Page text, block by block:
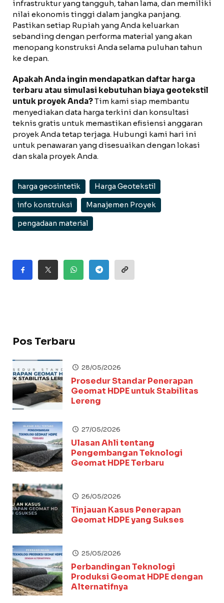
infrastruktur yang tangguh, tahan lama, dan memiliki
nilai ekonomis tinggi dalam jangka panjang.
Pastikan setiap Rupiah yang Anda keluarkan
sebanding dengan performa material yang akan
menopang konstruksi Anda selama puluhan tahun
ke depan.
Apakah Anda ingin mendapatkan daftar harga
terbaru atau simulasi kebutuhan biaya geotekstil
untuk proyek Anda?Tim kami siap membantu
menyediakan data harga terkini dan konsultasi
teknis gratis untuk memastikan efisiensi anggaran
proyek Anda tetap terjaga. Hubungi kami hari ini
untuk penawaran yang disesuaikan dengan lokasi
dan skala proyek Anda.
harga geosintetik Harga Geotekstil
info konstruksi Manajemen Proyek
pengadaan material
Pos Terbaru
28/05/2026
Prosedur Standar Penerapan
Geomat HDPE untuk Stabilitas
Lereng
27/05/2026
Ulasan Ahli tentang
Pengembangan Teknologi
Geomat HDPE Terbaru
26/05/2026
Tinjauan Kasus Penerapan
Geomat HDPE yang Sukses
25/05/2026
Perbandingan Teknologi
Produksi Geomat HDPE dengan
Alternatifnya